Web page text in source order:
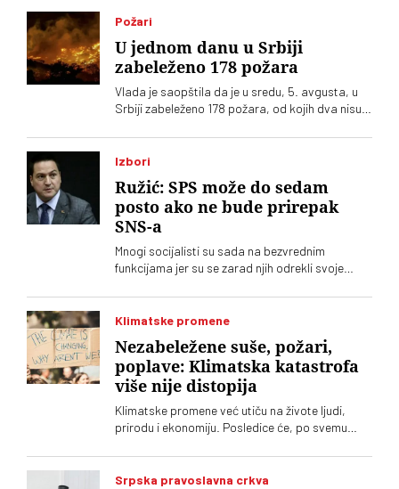
Požari
U jednom danu u Srbiji
zabeleženo 178 požara
Vlada je saopštila da je u sredu, 5. avgusta, u
Srbiji zabeleženo 178 požara, od kojih dva nisu
Izbori
Ružić: SPS može do sedam
posto ako ne bude prirepak
SNS-a
Mnogi socijalisti su sada na bezvrednim
funkcijama jer su se zarad njih odrekli svoje
agenciju
Klimatske promene
Nezabeležene suše, požari,
poplave: Klimatska katastrofa
više nije distopija
Klimatske promene već utiču na živote ljudi,
prirodu i ekonomiju. Posledice će, po svemu
nespremnom za distopiju koja se pretvara u
stvarnost
Srpska pravoslavna crkva